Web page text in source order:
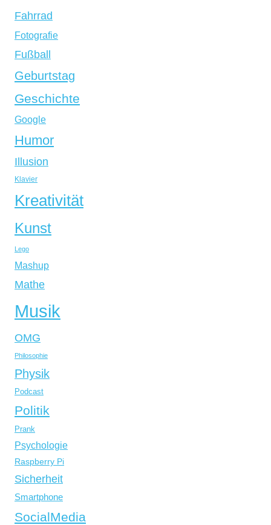
Fahrrad
Fotografie
Fußball
Geburtstag
Geschichte
Google
Humor
Illusion
Klavier
Kreativität
Kunst
Lego
Mashup
Mathe
Musik
OMG
Philosophie
Physik
Podcast
Politik
Prank
Psychologie
Raspberry Pi
Sicherheit
Smartphone
SocialMedia